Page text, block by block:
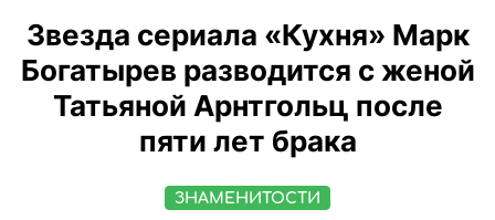
Звезда сериала «Кухня» Марк
Богатырев разводится с женой
Татьяной Арнтгольц после
пяти лет брака
ЗНАМЕНИТОСТИ